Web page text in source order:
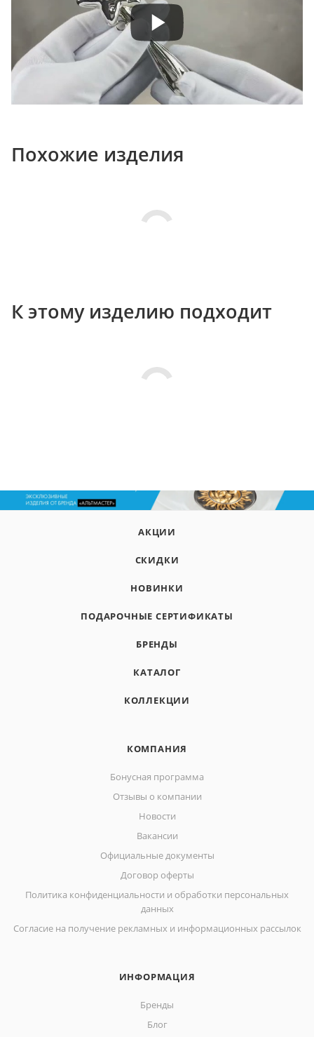
Похожие изделия
К этому изделию подходит
АКЦИИ
СКИДКИ
НОВИНКИ
ПОДАРОЧНЫЕ СЕРТИФИКАТЫ
БРЕНДЫ
КАТАЛОГ
КОЛЛЕКЦИИ
КОМПАНИЯ
Бонусная программа
Отзывы о компании
Новости
Вакансии
Официальные документы
Договор оферты
Политика конфиденциальности и обработки персональных
данных
Согласие на получение рекламных и информационных рассылок
ИНФОРМАЦИЯ
Бренды
Блог